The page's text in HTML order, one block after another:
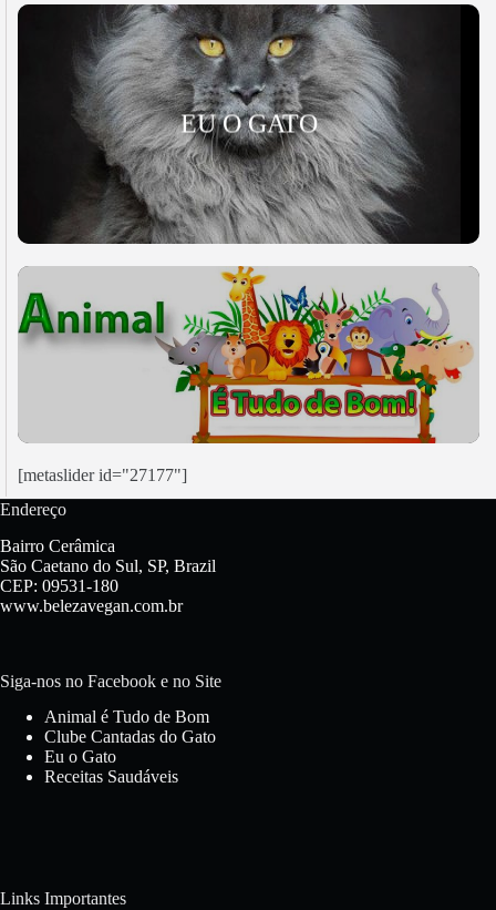
EU O GATO
[metaslider id="27177"]
Endereço
Bairro Cerâmica
São Caetano do Sul, SP, Brazil
CEP: 09531-180
www.belezavegan.com.br
Siga-nos no Facebook e no Site
Animal é Tudo de Bom
Clube Cantadas do Gato
Eu o Gato
Receitas Saudáveis
Links Importantes